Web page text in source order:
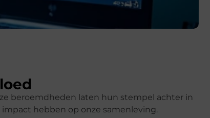
beroemdheden laten hun stempel achter in
hebben op onze samenleving.